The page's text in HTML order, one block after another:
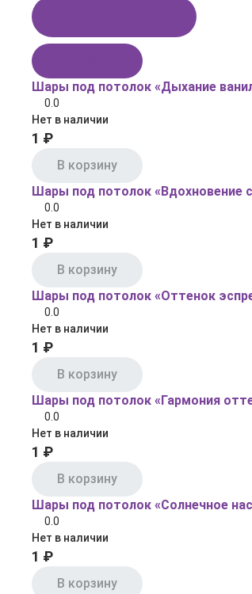
Шары под потолок «Дыхание
0.0
Нет в наличии
1 ₽
В корзину
Шары под потолок «Вдохновение
0.0
Нет в наличии
1 ₽
В корзину
Шары под потолок «Оттенок
0.0
Нет в наличии
1 ₽
В корзину
Шары под потолок «Гармония
0.0
Нет в наличии
1 ₽
В корзину
Шары под потолок «Солнечное
0.0
Нет в наличии
1 ₽
В корзину